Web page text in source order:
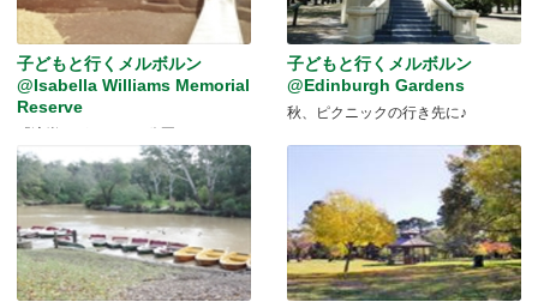
子どもと行くメルボルン
@Isabella Williams Memorial
Reserve
子どもと行くメルボルン
@Edinburgh Gardens
秋、ピクニックの行き先に♪